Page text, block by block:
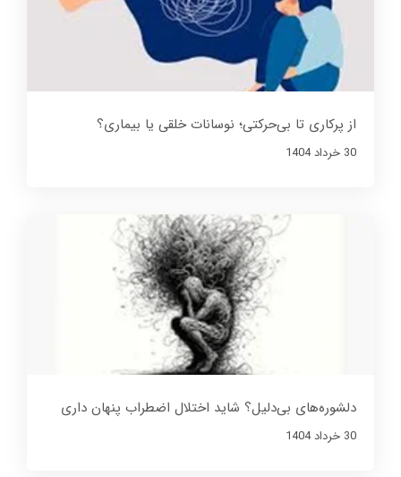
از پرکاری تا بی‌حرکتی؛ نوسانات خلقی یا بیماری؟
30 خرداد 1404
دلشوره‌های بی‌دلیل؟ شاید اختلال اضطراب پنهان داری
30 خرداد 1404